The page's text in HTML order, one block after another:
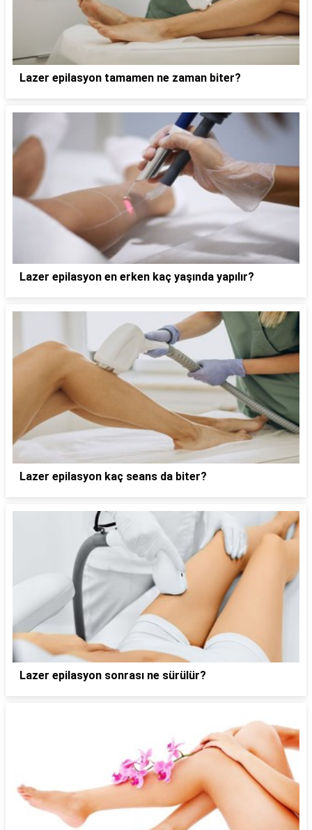
Lazer epilasyon tamamen ne zaman biter?
Lazer epilasyon en erken kaç yaşında yapılır?
Lazer epilasyon kaç seans da biter?
Lazer epilasyon sonrası ne sürülür?